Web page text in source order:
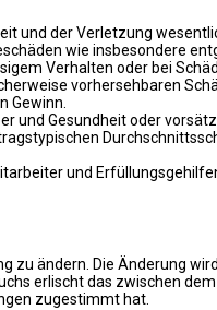
und der Verletzung
wie insbesondere
Verhalten oder bei
vorhersehbaren
Gewinn.
und Gesundheit oder
und
zu ändern. Die Änderung
erlischt das zwischen
zugestimmt hat.